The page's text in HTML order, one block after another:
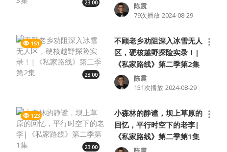
23:00
陈震
79次播放 2024-08-29
151
23:00
不顾老乡劝阻深入冰雪无人
区，硬核越野探险实录！|
《私家路线》第二季第2集
陈震
151次播放 2024-08-29
123
23:00
小森林的静谧，坝上草原的
回忆，平行时空下的老李|
《私家路线》第二季第1集